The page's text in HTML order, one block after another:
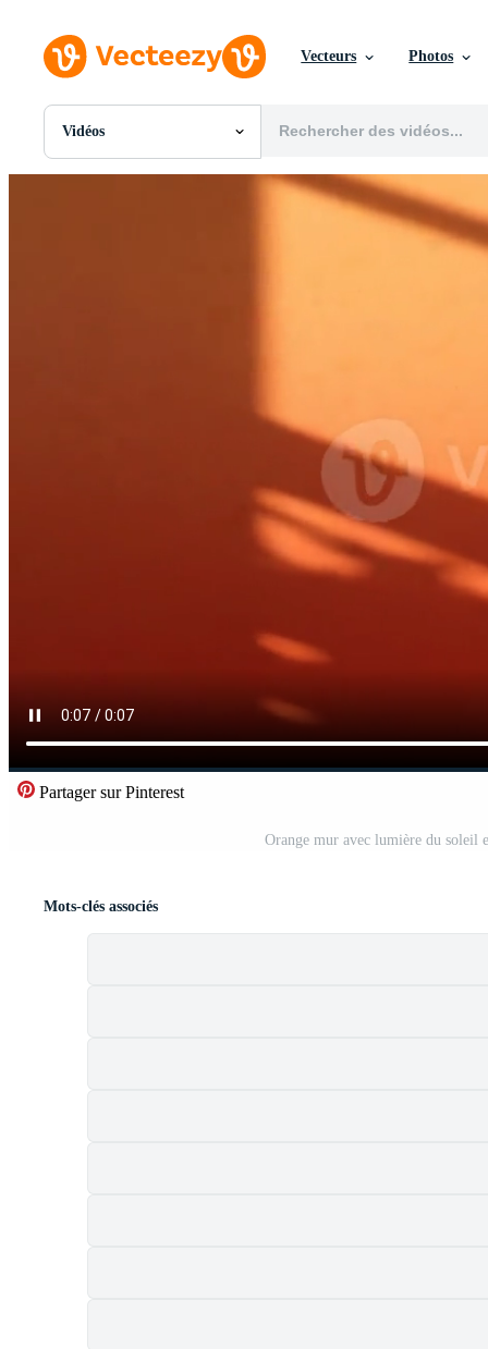
Vecteurs Photos
Vidéos
Toutes Images
Partager sur Pinterest
Orange mur avec lumière du soleil
Mots-clés associés